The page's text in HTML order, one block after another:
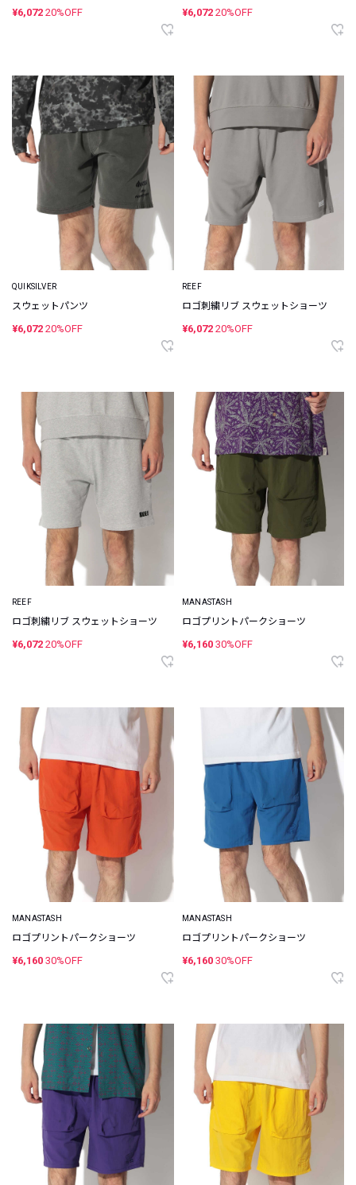
¥6,072 20%OFF ¥6,072 20%OFF
QUIKSILVER
スウェットパンツ
¥6,072 20%OFF
REEF
ロゴ刺繍リブ スウェットショーツ
¥6,072 20%OFF
REEF
ロゴ刺繍リブ スウェットショーツ
¥6,072 20%OFF
MANASTASH
ロゴプリントパークショーツ
¥6,160 30%OFF
MANASTASH
ロゴプリントパークショーツ
¥6,160 30%OFF
MANASTASH
ロゴプリントパークショーツ
¥6,160 30%OFF